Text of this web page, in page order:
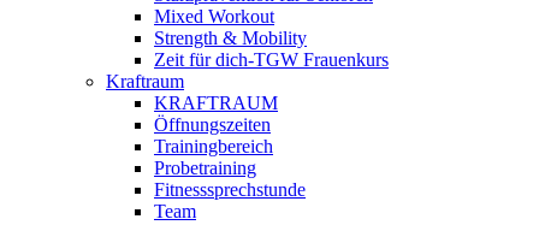
Mixed Workout
Strength & Mobility
Zeit für dich-TGW Frauenkurs
Kraftraum
KRAFTRAUM
Öffnungszeiten
Trainingbereich
Probetraining
Fitnesssprechstunde
Team